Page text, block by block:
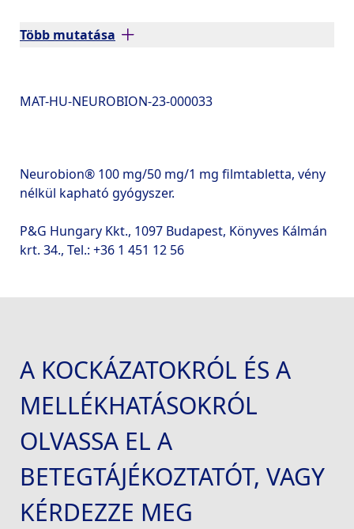
Több mutatása
MAT-HU-NEUROBION-23-000033
Neurobion® 100 mg/50 mg/1 mg filmtabletta, vény
nélkül kapható gyógyszer.
P&G Hungary Kkt., 1097 Budapest, Könyves Kálmán
krt. 34., Tel.: +36 1 451 12 56
A KOCKÁZATOKRÓL ÉS A
MELLÉKHATÁSOKRÓL
OLVASSA EL A
BETEGTÁJÉKOZTATÓT, VAGY
KÉRDEZZE MEG